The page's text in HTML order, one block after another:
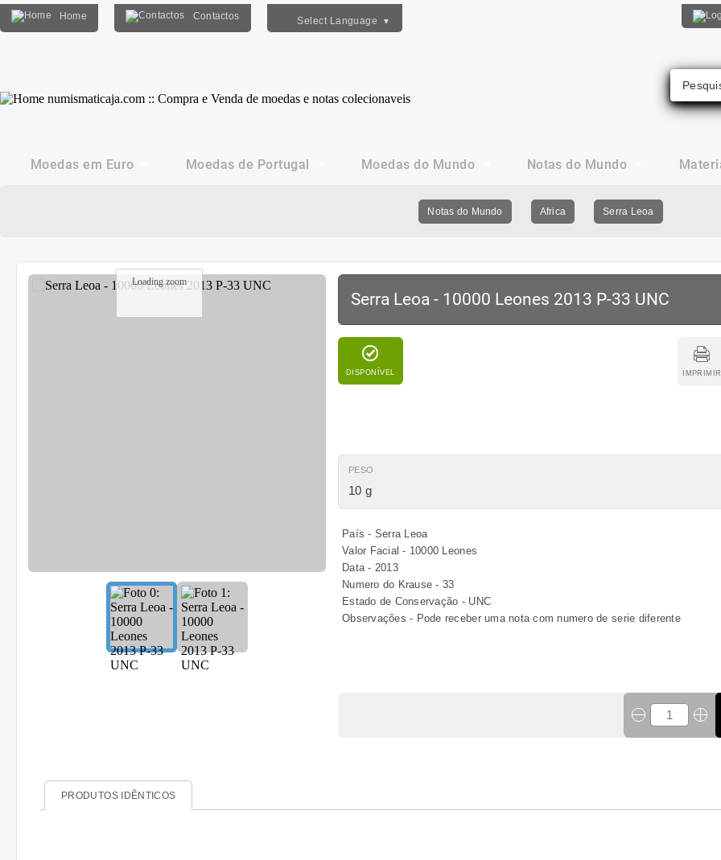
Home Contactos Select Language ▼
Moedas em Euro Moedas de Portugal Moedas do Mundo Notas do Mundo
Notas do Mundo Africa Serra Leoa
Loading zoom
Serra Leoa - 10000 Leones 2013 P-33 UNC
DISPONÍVEL IMPRIMIR
PESO
10 g
País - Serra Leoa
Valor Facial - 10000 Leones
Data - 2013
Numero do Krause - 33
Estado de Conservação - UNC
Observações - Pode receber uma nota com numero de serie diferente
PRODUTOS IDÊNTICOS